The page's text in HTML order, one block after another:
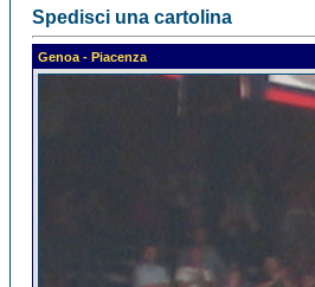
Spedisci una cartolina
Genoa - Piacenza